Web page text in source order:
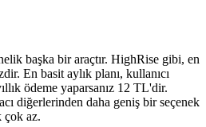
başka bir araçtır. HighRise gibi, en
En basit aylık planı, kullanıcı
ödeme yaparsanız 12 TL'dir.
diğerlerinden daha geniş bir seçenek
çok az.